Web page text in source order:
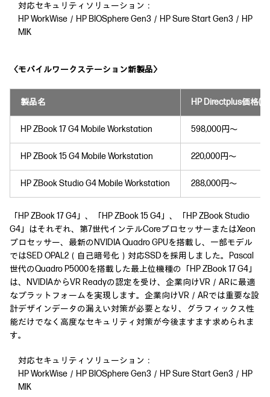
対応セキュリティソリューション：
HP WorkWise／HP BIOSphere Gen3／HP Sure Start Gen3／HP
MIK
〈モバイルワークステーション新製品〉
製品名 HP Directplus価格(
HP ZBook 17 G4 Mobile Workstation 598,000円～
HP ZBook 15 G4 Mobile Workstation 220,000円～
HP ZBook Studio G4 Mobile Workstation 288,000円～
「HP ZBook 17 G4」、「HP ZBook 15 G4」、「HP ZBook Studio
G4」はそれぞれ、第7世代インテルCoreプロセッサーまたはXeon
プロセッサー、最新のNVIDIA Quadro GPUを搭載し、一部モデル
ではSED OPAL2（自己暗号化）対応SSDを採用しました。Pascal
世代のQuadro P5000を搭載した最上位機種の「HP ZBook 17 G4」
は、NVIDIAからVR Readyの認定を受け、企業向けVR／ARに最適
なプラットフォームを実現します。企業向けVR／ARでは重要な設
計デザインデータの漏えい対策が必要となり、グラフィックス性
能だけでなく高度なセキュリティ対策が今後ますます求められま
す。
対応セキュリティソリューション：
HP WorkWise／HP BIOSphere Gen3／HP Sure Start Gen3／HP
MIK